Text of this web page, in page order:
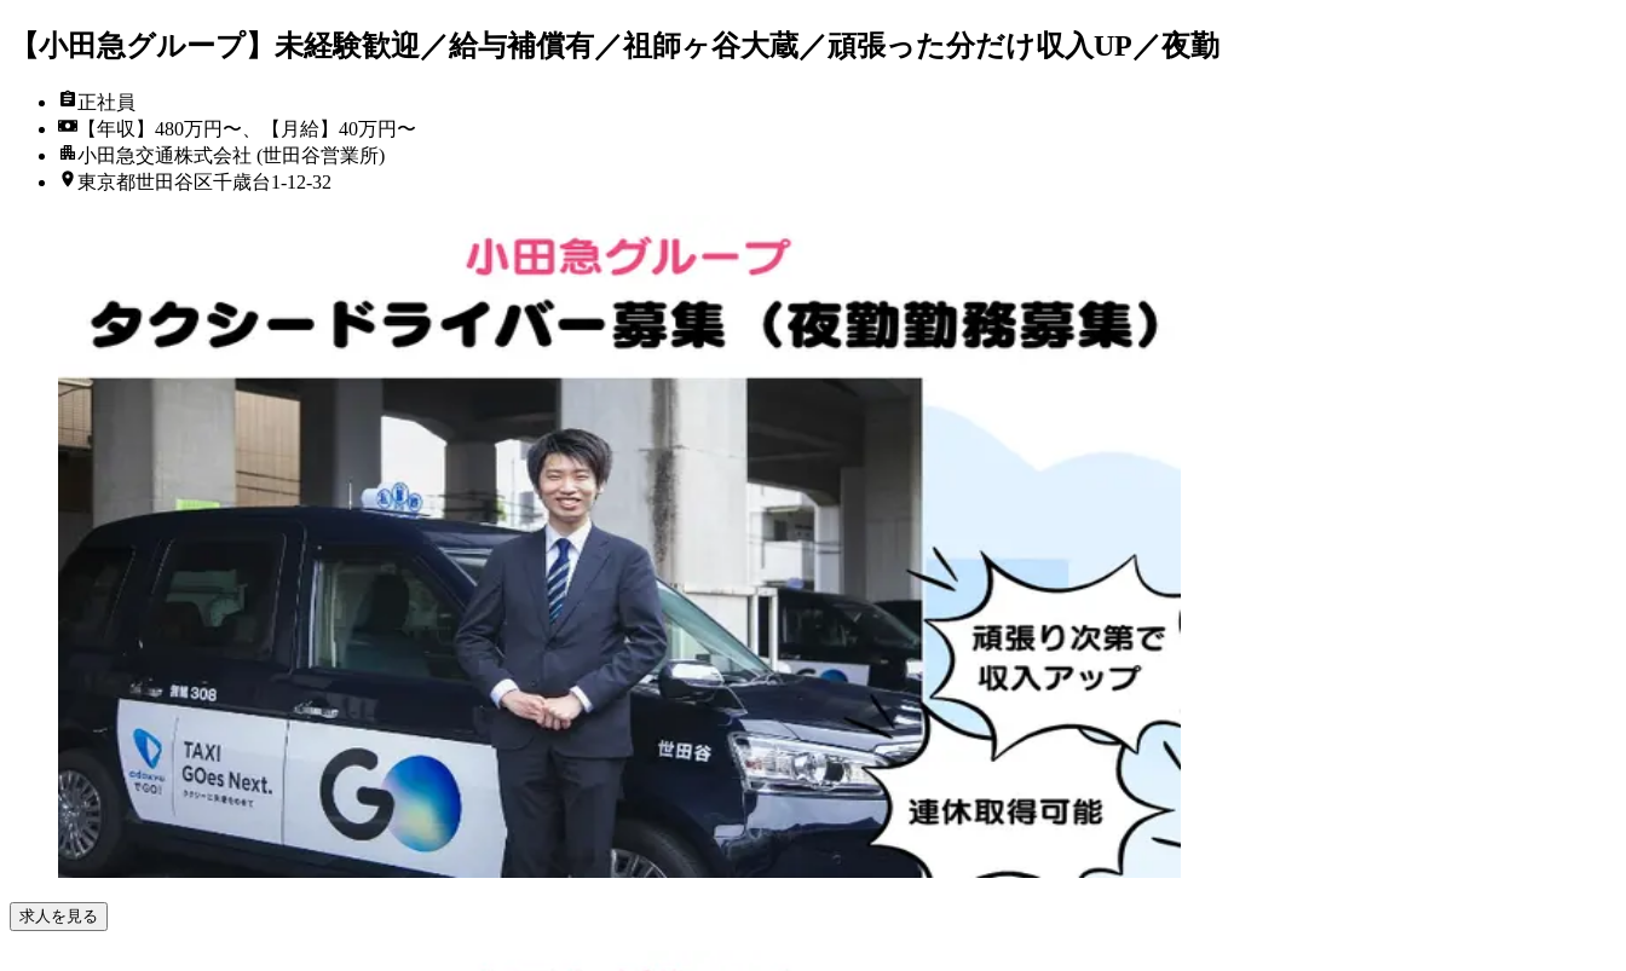
【小田急グループ】未経験歓迎／給与補償有／祖師ヶ谷大蔵／頑張った分だけ収入UP／夜勤
正社員
【年収】480万円〜、【月給】40万円〜
小田急交通株式会社 (世田谷営業所)
東京都世田谷区千歳台1-12-32
求人を見る